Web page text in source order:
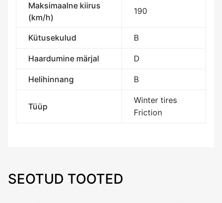
Maksimaalne kiirus
(km/h)
190
Kütusekulud B
Haardumine märjal D
Helihinnang B
Tüüp
Winter tires
Friction
SEOTUD TOOTED